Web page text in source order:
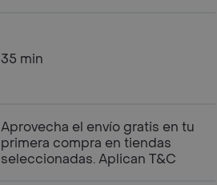
35 min
Aprovecha el envío gratis en tu
primera compra en tiendas
seleccionadas. Aplican T&C